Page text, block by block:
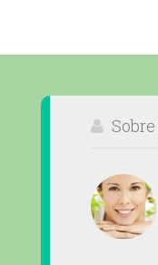
Sobre